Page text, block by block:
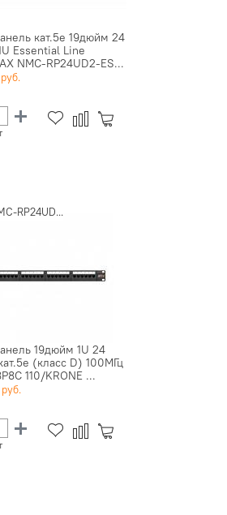
кат.5e 19дюйм 24
Essential Line
NMC-RP24UD2-ES...
RP24UD...
19дюйм 1U 24
(класс D) 100МГц
110/KRONE ...